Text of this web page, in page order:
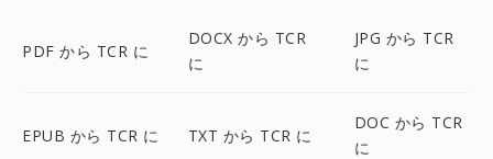
PDF から TCR に
DOCX から TCR
に
JPG から TCR
に
EPUB から TCR に TXT から TCR に
DOC から TCR
に